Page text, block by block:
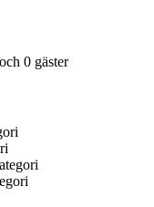
0 gäster